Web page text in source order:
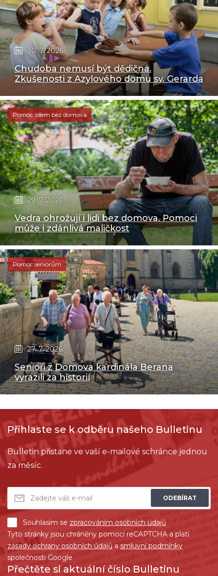
30. 7. 2026
Chudoba nemusí být dědičná.
Zkušenosti z Azylového domu sv. Gerarda
Pomoc lidem bez domova
29. 7. 2026
Vedra ohrožují i lidi bez domova. Pomoci
může i zdánlivá maličkost
Pomoc seniorům
27. 7. 2026
Senioři z Domova kardinála Berana
vyrazili za historií
Přihlaste se k odběru našeho Bulletinu
Bulletin přistane ve vaší e-mailové schránce jednou
za měsíc.
ODEBÍRAT
Souhlasím se zpracováním osobních údajů
Tyto stránky jsou chráněny pomocí reCAPTCHA a platí
zásady ochrany osobních údajů a smluvní podmínky
společnosti Google
Přečtěte si aktuální číslo Bulletinu